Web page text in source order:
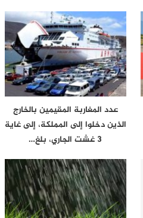
عدد المغاربة المقيمين بالخارج
الذين دخلوا إلى المملكة، إلى غاية
3 غشت الجاري، بلغ…